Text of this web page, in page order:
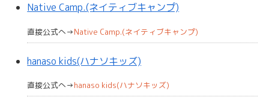
Native Camp.(ネイティブキャンプ)
直接公式へ→Native Camp.(ネイティブキャンプ)
hanaso kids(ハナソキッズ)
直接公式へ→hanaso kids(ハナソキッズ)